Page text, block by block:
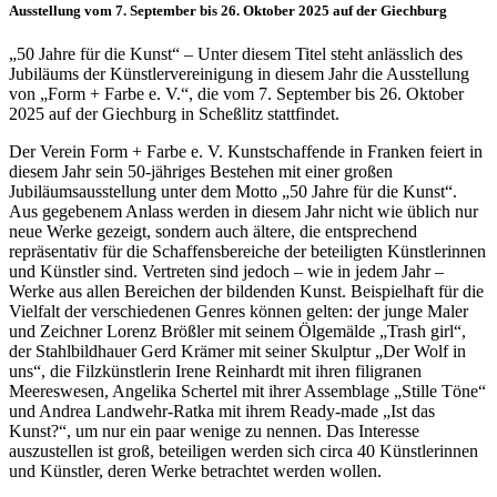
Ausstellung vom 7. September bis 26. Oktober 2025 auf der Giechburg
„50 Jahre für die Kunst“ – Unter diesem Titel steht anlässlich des
Jubiläums der Künstlervereinigung in diesem Jahr die Ausstellung
von „Form + Farbe e. V.“, die vom 7. September bis 26. Oktober
2025 auf der Giechburg in Scheßlitz stattfindet.
Der Verein Form + Farbe e. V. Kunstschaffende in Franken feiert in
diesem Jahr sein 50-jähriges Bestehen mit einer großen
Jubiläumsausstellung unter dem Motto „50 Jahre für die Kunst“.
Aus gegebenem Anlass werden in diesem Jahr nicht wie üblich nur
neue Werke gezeigt, sondern auch ältere, die entsprechend
repräsentativ für die Schaffensbereiche der beteiligten Künstlerinnen
und Künstler sind. Vertreten sind jedoch – wie in jedem Jahr –
Werke aus allen Bereichen der bildenden Kunst. Beispielhaft für die
Vielfalt der verschiedenen Genres können gelten: der junge Maler
und Zeichner Lorenz Brößler mit seinem Ölgemälde „Trash girl“,
der Stahlbildhauer Gerd Krämer mit seiner Skulptur „Der Wolf in
uns“, die Filzkünstlerin Irene Reinhardt mit ihren filigranen
Meereswesen, Angelika Schertel mit ihrer Assemblage „Stille Töne“
und Andrea Landwehr-Ratka mit ihrem Ready-made „Ist das
Kunst?“, um nur ein paar wenige zu nennen. Das Interesse
auszustellen ist groß, beteiligen werden sich circa 40 Künstlerinnen
und Künstler, deren Werke betrachtet werden wollen.